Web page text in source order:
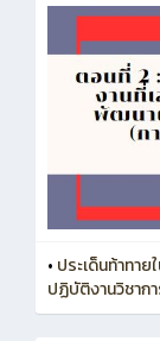
• ประเด็นท้าทา
ปฏิบัติงานวิชาก